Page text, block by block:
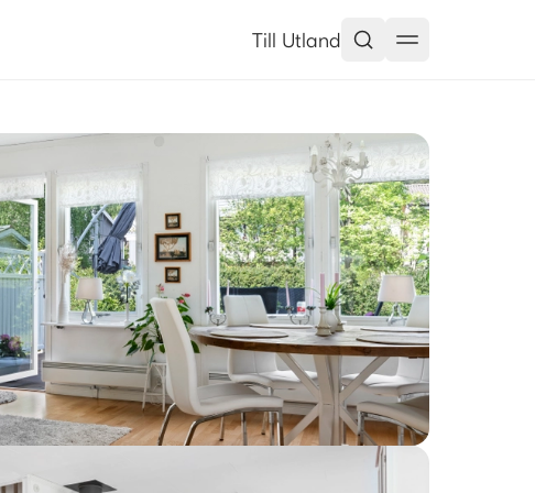
Till Utland